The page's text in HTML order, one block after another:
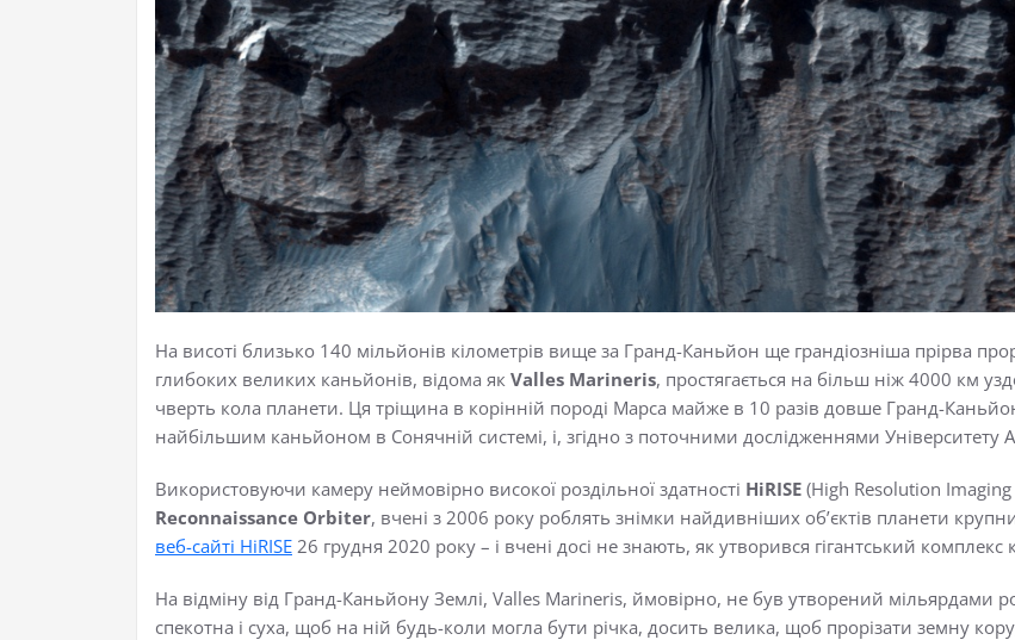
На висоті близько 140 мільйонів кілометрів вище за Гранд-Каньйон ще грандіозніша прірва
глибоких великих каньйонів, відома як Valles Marineris, простягається на більш ніж 4000 км
чверть кола планети. Ця тріщина в корінній породі Марса майже в 10 разів довше Гранд-
найбільшим каньйоном в Сонячній системі, і, згідно з поточними дослідженнями Університету
Використовуючи камеру неймовірно високої роздільної здатності HiRISE (High Resolution
Reconnaissance Orbiter, вчені з 2006 року роблять знімки найдивніших об’єктів планети
веб-сайті HiRISE 26 грудня 2020 року – і вчені досі не знають, як утворився гігантський комплекс
На відміну від Гранд-Каньйону Землі, Valles Marineris, ймовірно, не був утворений мільярдами
спекотна і суха, щоб на ній будь-коли могла бути річка, досить велика, щоб прорізати земну